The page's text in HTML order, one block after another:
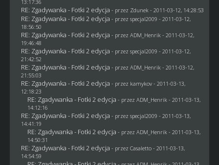
13:17:36
RE: Zgadywanka - Fotki 2 edycja - przez Zdunek - 2011-03-12, 14:28:53
RE: Zgadywanka - Fotki 2 edycja - przez specjal2009 - 2011-03-12,
18:56:50
RE: Zgadywanka - Fotki 2 edycja - przez ADM_Henrik - 2011-03-12,
19:46:48
RE: Zgadywanka - Fotki 2 edycja - przez specjal2009 - 2011-03-12,
21:42:52
RE: Zgadywanka - Fotki 2 edycja - przez ADM_Henrik - 2011-03-12,
21:55:03
RE: Zgadywanka - Fotki 2 edycja - przez kamykov- 2011-03-13,
12:18:23
RE: Zgadywanka - Fotki 2 edycja - przez ADM_Henrik - 2011-03-13,
14:12:16
RE: Zgadywanka - Fotki 2 edycja - przez specjal2009 - 2011-03-13,
14:41:19
RE: Zgadywanka - Fotki 2 edycja - przez ADM_Henrik - 2011-03-13,
14:50:31
RE: Zgadywanka - Fotki 2 edycja - przez Casaletto- 2011-03-13,
14:54:59